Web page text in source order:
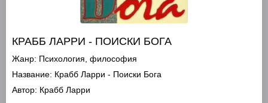
КРАББ ЛАРРИ - ПОИСКИ БОГА
Жанр: Психология, философия
Название: Крабб Ларри - Поиски Бога
Автор: Крабб Ларри